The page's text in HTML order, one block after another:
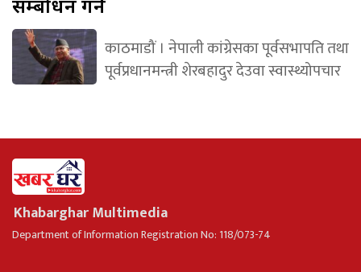
काठमाडौं । नेपाली कांग्रेसका पूर्वसभापति तथा
पूर्वप्रधानमन्त्री शेरबहादुर देउवा स्वास्थ्योपचार
Khabarghar Multimedia
Department of Information Registration No: 118/073-74